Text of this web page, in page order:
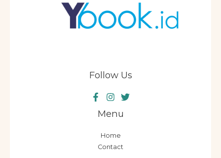
Follow Us
Menu
Home
Contact